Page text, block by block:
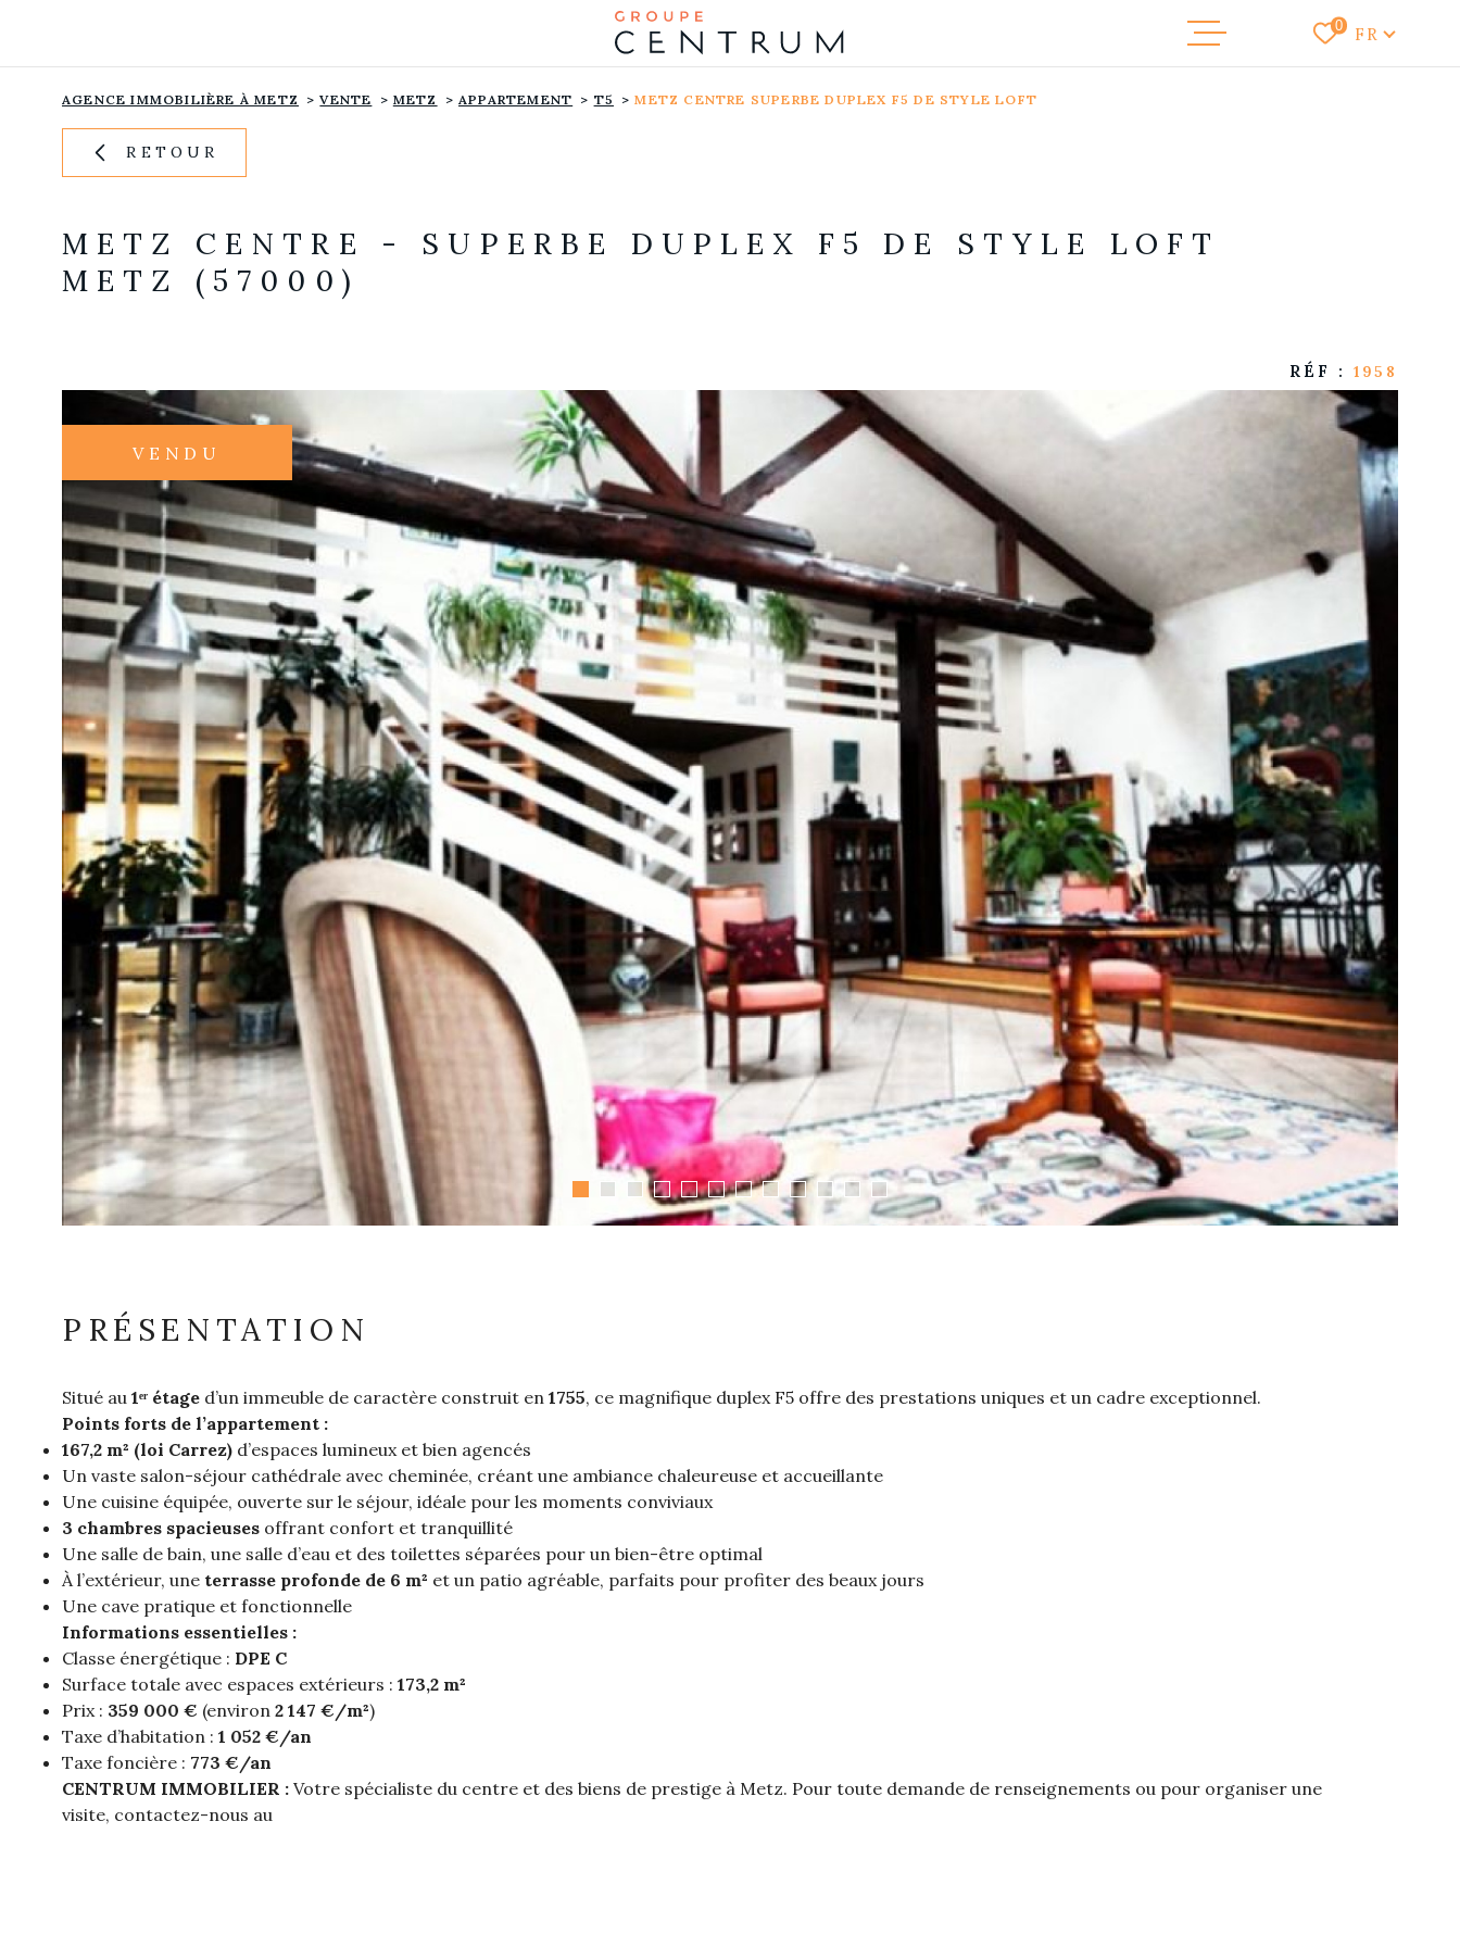
:la
recherche
menu
principal
contenu
0 Langue
FR
AGENCE IMMOBILIÈRE À METZ VENTE METZ APPARTEMENT T5 METZ CENTRE SUPERBE DUPLEX F5 DE STYLE LOFT
RETOUR
METZ CENTRE - SUPERBE DUPLEX F5 DE STYLE LOFT
METZ (57000)
RÉF : 1958
VENDU
PRÉSENTATION
Situé au 1ᵉʳ étage d’un immeuble de caractère construit en 1755, ce magnifique duplex F5 offre des prestations uniques et un cadre exceptionnel.
Points forts de l’appartement :
167,2 m² (loi Carrez) d’espaces lumineux et bien agencés
Un vaste salon-séjour cathédrale avec cheminée, créant une ambiance chaleureuse et accueillante
Une cuisine équipée, ouverte sur le séjour, idéale pour les moments conviviaux
3 chambres spacieuses offrant confort et tranquillité
Une salle de bain, une salle d’eau et des toilettes séparées pour un bien-être optimal
À l’extérieur, une terrasse profonde de 6 m² et un patio agréable, parfaits pour profiter des beaux jours
Une cave pratique et fonctionnelle
Informations essentielles :
Classe énergétique : DPE C
Surface totale avec espaces extérieurs : 173,2 m²
Prix : 359 000 € (environ 2 147 €/m²)
Taxe d’habitation : 1 052 €/an
Taxe foncière : 773 €/an
CENTRUM IMMOBILIER : Votre spécialiste du centre et des biens de prestige à Metz. Pour toute demande de renseignements ou pour organiser une
visite, contactez-nous au